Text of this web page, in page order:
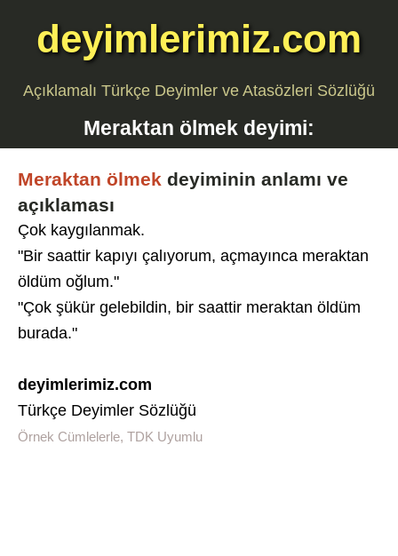
deyimlerimiz.com
Açıklamalı Türkçe Deyimler ve Atasözleri Sözlüğü
Meraktan ölmek deyimi:
Meraktan ölmek deyiminin anlamı ve
açıklaması
Çok kaygılanmak.
"Bir saattir kapıyı çalıyorum, açmayınca meraktan
öldüm oğlum."
"Çok şükür gelebildin, bir saattir meraktan öldüm
burada."
deyimlerimiz.com
Türkçe Deyimler Sözlüğü
Örnek Cümlelerle, TDK Uyumlu